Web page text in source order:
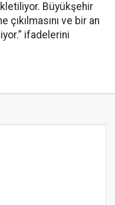
Büyükşehir
ve bir an
ifadelerini